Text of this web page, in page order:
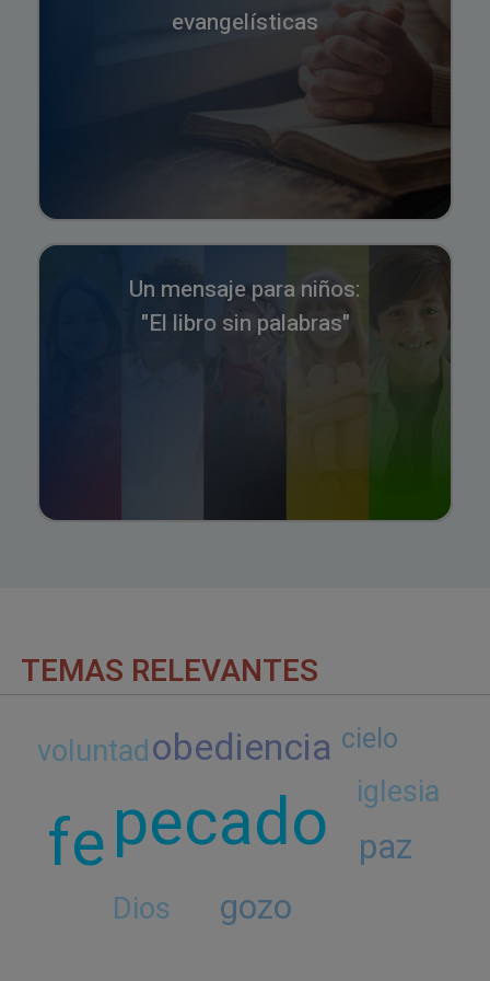
evangelísticas
Un mensaje para niños:
"El libro sin palabras"
TEMAS RELEVANTES
pecado
fe
obediencia
paz
gozo
iglesia
voluntad
Dios
cielo